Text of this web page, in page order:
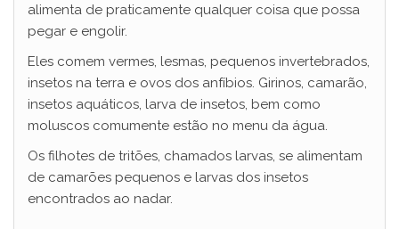
alimenta de praticamente qualquer coisa que possa
pegar e engolir.
Eles comem vermes, lesmas, pequenos invertebrados,
insetos na terra e ovos dos anfíbios. Girinos, camarão,
insetos aquáticos, larva de insetos, bem como
moluscos comumente estão no menu da água.
Os filhotes de tritões, chamados larvas, se alimentam
de camarões pequenos e larvas dos insetos
encontrados ao nadar.